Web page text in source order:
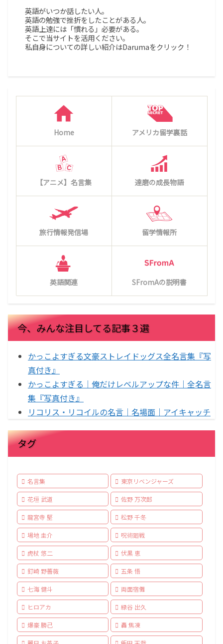
英語がいつか話したい人。
英語の勉強で挫折をしたことがある人。
英語上達には「慣れる」必要がある。
そこで当サイトを活用ください。
私自身についての詳しい紹介はDarumaをクリック！
Home アメリカ留学裏話
【アニメ】名言集 達磨の成長物語
旅行情報発信場 留学情報所
英語関連 SFromAの説明書
今、みんな注目してる記事３選
かっこよすぎる文豪ストレイドッグス全名言集『写
真付き』
かっこよすぎる｜俺だけレベルアップな件｜全名言
集『写真付き』
リコリス・リコイルの名言｜名場面｜アイキャッチ
タグ
名言集 東京リベンジャーズ
花垣 武道 佐野 万次郎
龍宮寺 堅 松野 千冬
場地 圭介 呪術廻戦
虎杖 悠二 伏黒 恵
釘崎 野薔薇 五条 悟
七海 健斗 両面宿儺
ヒロアカ 緑谷 出久
爆豪 勝己 轟 焦凍